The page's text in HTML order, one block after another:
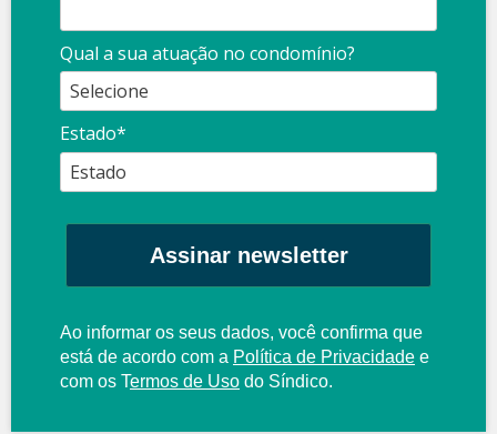
Qual a sua atuação no condomínio?
Estado*
Assinar newsletter
Ao informar os seus dados, você confirma que
está de acordo com a Política de Privacidade e
com os Termos de Uso do Síndico.